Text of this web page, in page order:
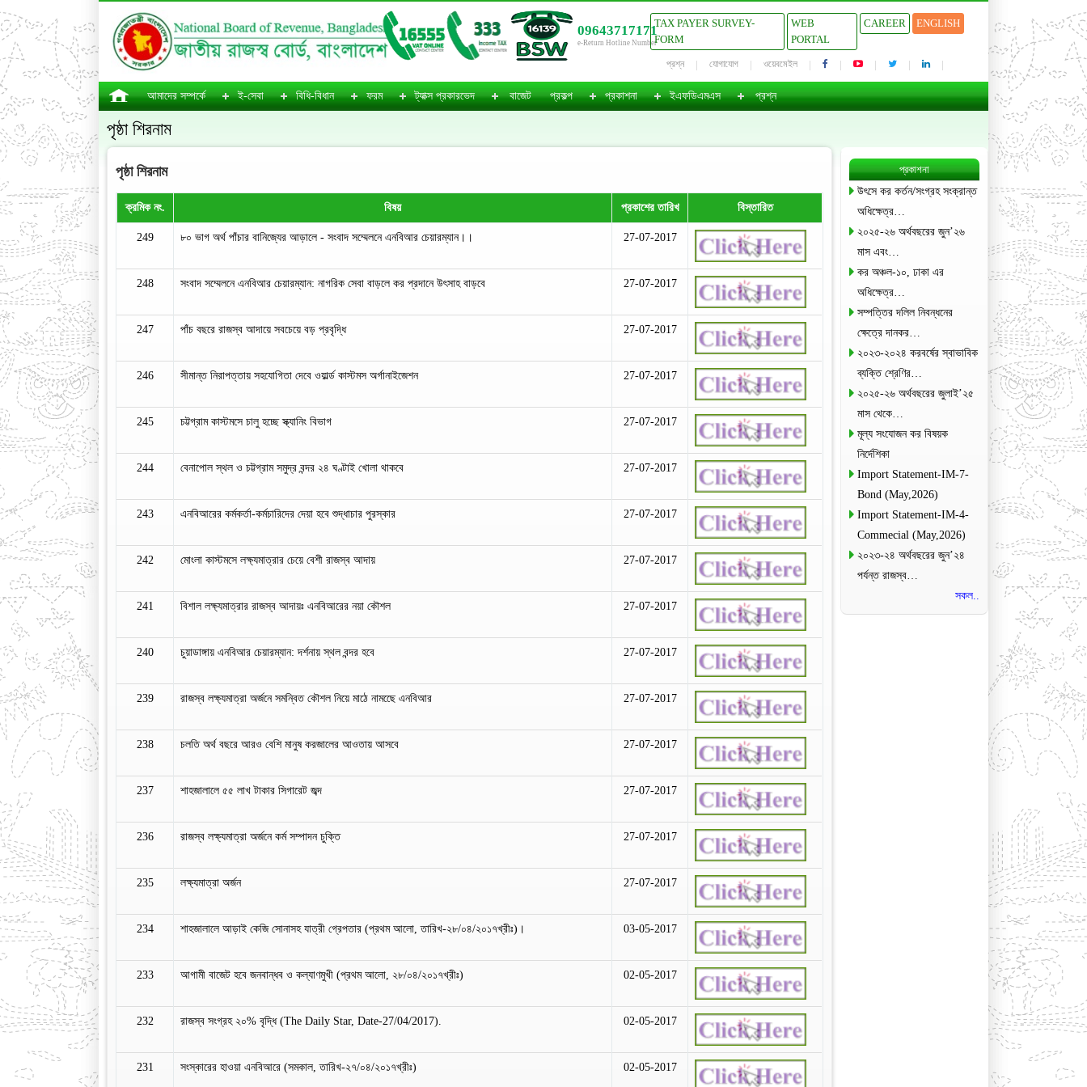
09643717171
e-Return Hotline Number
TAX PAYER SURVEY-
FORM
WEB
PORTAL
CAREER ENGLISH
প্রশ্ন যোগাযোগ ওয়েবমেইল
আমাদের সম্পর্কে ই-সেবা বিধি-বিধান ফরম ট্যাক্স প্রকারভেদ বাজেট প্রকল্প প্রকাশনা ইএফডিএমএস প্রশ্ন
পৃষ্ঠা শিরনাম
পৃষ্ঠা শিরনাম
ক্রমিক নং. বিষয় প্রকাশের তারিখ বিস্তারিত
249 ৮০ ভাগ অর্থ পাঁচার বানিজ্যের আড়ালে - সংবাদ সম্মেলনে এনবিআর চেয়ারম্যান।। 27-07-2017
248 সংবাদ সম্মেলনে এনবিআর চেয়ারম্যান: নাগরিক সেবা বাড়লে কর প্রদানে উৎসাহ বাড়বে 27-07-2017
247 পাঁচ বছরে রাজস্ব আদায়ে সবচেয়ে বড় প্রবৃদ্ধি 27-07-2017
246 সীমান্ত নিরাপত্তায় সহযোগিতা দেবে ওয়ার্ল্ড কাস্টমস অর্গানাইজেশন 27-07-2017
245 চট্টগ্রাম কাস্টমসে চালু হচ্ছে স্ক্যানিং বিভাগ 27-07-2017
244 বেনাপোল স্থল ও চট্টগ্রাম সমুদ্র বন্দর ২৪ ঘণ্টাই খোলা থাকবে 27-07-2017
243 এনবিআরের কর্মকর্তা-কর্মচারিদের দেয়া হবে শুদ্ধাচার পুরস্কার 27-07-2017
242 মোংলা কাস্টমসে লক্ষ্যমাত্রার চেয়ে বেশী রাজস্ব আদায় 27-07-2017
241 বিশাল লক্ষ্যমাত্রার রাজস্ব আদায়ঃ এনবিআরের নয়া কৌশল 27-07-2017
240 চুয়াডাঙ্গায় এনবিআর চেয়ারম্যান: দর্শনায় স্থল বন্দর হবে 27-07-2017
239 রাজস্ব লক্ষ্যমাত্রা অর্জনে সমন্বিত কৌশল নিয়ে মাঠে নামছেে এনবিআর 27-07-2017
238 চলতি অর্থ বছরে আরও বেশি মানুষ করজালের আওতায় আসবে 27-07-2017
237 শাহজালালে ৫৫ লাখ টাকার সিগারেট জব্দ 27-07-2017
236 রাজস্ব লক্ষ্যমাত্রা অর্জনে কর্ম সম্পাদন চুক্তি 27-07-2017
235 লক্ষ্যমাত্রা অর্জন 27-07-2017
234 শাহজালালে আড়াই কেজি সোনাসহ যাত্রী গ্রেপতার (প্রথম আলো, তারিখ-২৮/০৪/২০১৭খ্রীঃ)। 03-05-2017
233 আগামী বাজেট হবে জনবান্ধব ও কল্যাণমুখী (প্রথম আলো, ২৮/০৪/২০১৭খ্রীঃ) 02-05-2017
232 রাজস্ব সংগ্রহ ২০% বৃদ্ধি (The Daily Star, Date-27/04/2017). 02-05-2017
231 সংস্কারের হাওয়া এনবিআরে (সমকাল, তারিখ-২৭/০৪/২০১৭খ্রীঃ) 02-05-2017
প্রকাশনা
উৎসে কর কর্তন/সংগ্রহ সংক্রান্ত
অধিক্ষেত্র…
২০২৫-২৬ অর্থবছরের জুন’২৬
মাস এবং…
কর অঞ্চল-১০, ঢাকা এর
অধিক্ষেত্র…
সম্পত্তির দলিল নিবন্ধনের
ক্ষেত্রে দানকর…
২০২৩-২০২৪ করবর্ষের স্বাভাবিক
ব্যক্তি শ্রেণির…
২০২৫-২৬ অর্থবছরের জুলাই’২৫
মাস থেকে…
মূল্য সংযোজন কর বিষয়ক
নির্দেশিকা
Import Statement-IM-7-
Bond (May,2026)
Import Statement-IM-4-
Commecial (May,2026)
২০২৩-২৪ অর্থবছরের জুন’২৪
পর্যন্ত রাজস্ব…
সকল..